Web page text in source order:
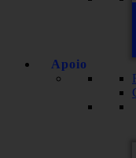
Apoio